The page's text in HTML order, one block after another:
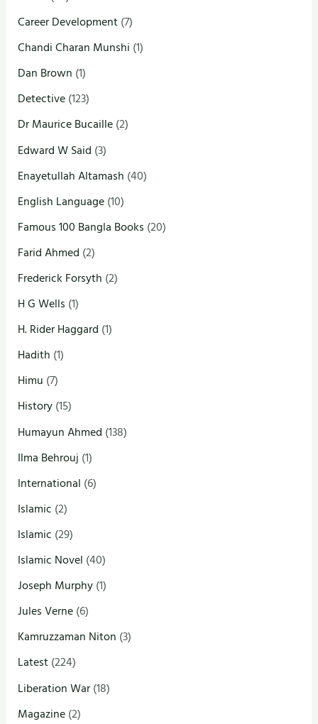
Career Development(7)
Chandi Charan Munshi (1)
Dan Brown (1)
Detective(123)
Dr Maurice Bucaille(2)
Edward W Said (3)
Enayetullah Altamash (40)
English Language(10)
Famous 100 Bangla Books (20)
Farid Ahmed (2)
Frederick Forsyth (2)
H G Wells (1)
H. Rider Haggard (1)
Hadith (1)
Himu (7)
History(15)
Humayun Ahmed (138)
Ilma Behrouj (1)
International (6)
Islamic (2)
Islamic (29)
Islamic Novel (40)
Joseph Murphy(1)
Jules Verne(6)
Kamruzzaman Niton (3)
Latest(224)
Liberation War(18)
Magazine(2)